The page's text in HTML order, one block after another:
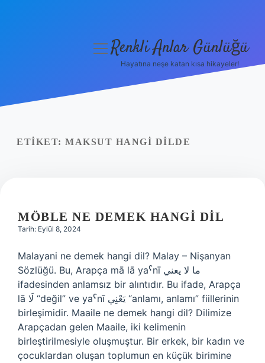
Yasal Uyarı
menüyüRenkli Anlar Günlüğü
Hayatına neşe katan kısa hikayeler!
ETIKET: MAKSUT HANGI DILDE
MÖBLE NE DEMEK HANGI DIL
Tarih: Eylül 8, 2024
Malayani ne demek hangi dil? Malay – Nişanyan
Sözlüğü. Bu, Arapça mā lā yaˁnī ما لا يعني
ifadesinden anlamsız bir alıntıdır. Bu ifade, Arapça
lā لَا “değil” ve yaˁnī يَعْنِي “anlamı, anlamı” fiillerinin
birleşimidir. Maaile ne demek hangi dil? Dilimize
Arapçadan gelen Maaile, iki kelimenin
birleştirilmesiyle oluşmuştur. Bir erkek, bir kadın ve
çocuklardan oluşan toplumun en küçük birimine